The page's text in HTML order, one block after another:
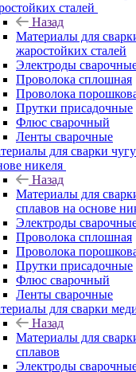
сталей
Назад
Материалы для
жаростойких сталей
Электроды
Проволока сплошная
Проволока
Прутки присадочные
Флюс сварочный
Ленты сварочные
для сварки
никеля
Назад
Материалы для
сплавов на основе
Электроды
Проволока сплошная
Проволока
Прутки присадочные
Флюс сварочный
Ленты сварочные
для сварки
Назад
Материалы для
сплавов
Электроды